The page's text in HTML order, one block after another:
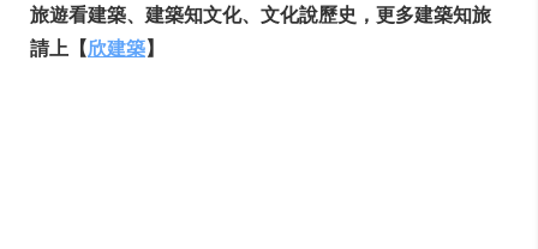
旅遊看建築、建築知文化、文化說歷史，更多建築知旅
請上【欣建築】